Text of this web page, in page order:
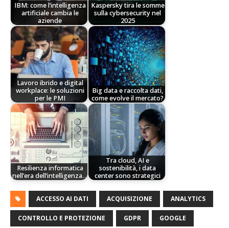
IBM: come l’intelligenza
artificiale cambia le
aziende
Kaspersky tira le somme
sulla cybersecurity nel
2025
Lavoro ibrido e digital
workplace: le soluzioni
per le PMI
Big data e raccolta dati,
come evolve il mercato?
Resilienza informatica
nell’era dell’intelligenza…
Tra cloud, AI e
sostenibilità, i data
center sono strategici
ACCESSO AI DATI ACQUISIZIONE ANALYTICS
CONTROLLO E PROTEZIONE GDPR GOOGLE